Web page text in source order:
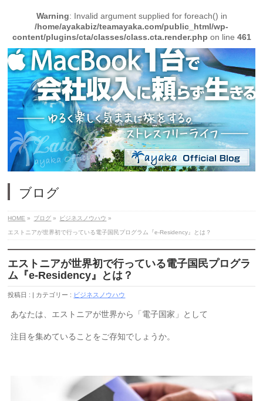
Warning: Invalid argument supplied for foreach() in
/home/ayakabiz/teamayaka.com/public_html/wp-
content/plugins/cta/classes/class.cta.render.php on line 461
ブログ
HOME » ブログ » ビジネスノウハウ »
エストニアが世界初で行っている電子国民プログラム『e-Residency』とは？
エストニアが世界初で行っている電子国民プログラ
ム『e-Residency』とは？
投稿日 : カテゴリー : ビジネスノウハウ
あなたは、エストニアが世界から「電子国家」として
注目を集めていることをご存知でしょうか。